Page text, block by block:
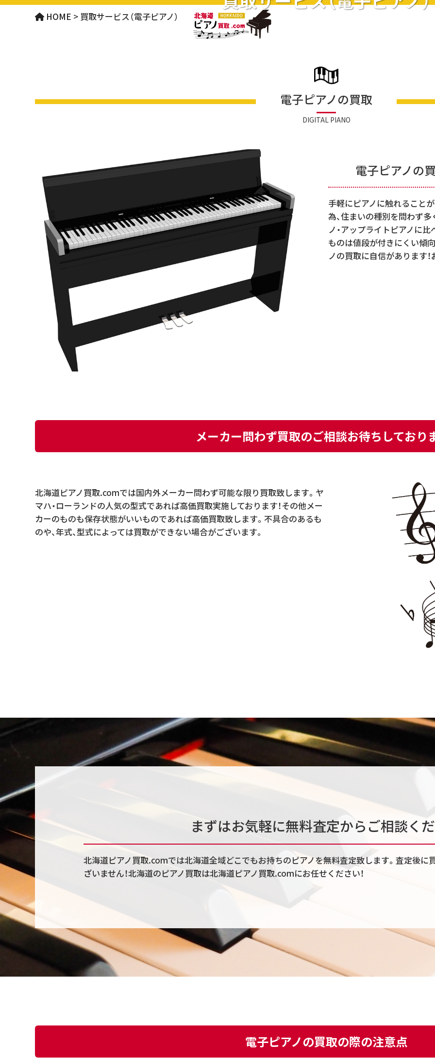
HOME > 買取サービス（電子ピアノ）
電子ピアノの買取
DIGITAL PIANO
電子ピアノの
手軽にピアノに触れること
為、住まいの種別を問わず
ノ・アップライトピアノに
ものは値段が付きにくい傾
ノの買取に自信があります
メーカー問わず買取のご相談お待ちしており
北海道ピアノ買取.comでは国内外メーカー問わず可能な限り買取致します。ヤ
マハ・ローランドの人気の型式であれば高価買取実施しております！その他メー
カーのものも保存状態がいいものであれば高価買取致します。不具合のあるも
のや、年式、型式によっては買取ができない場合がございます。
まずはお気軽に無料査定からご相談く
北海道ピアノ買取.comでは北海道全域どこでもお持ちのピアノを無料査定致します。査定後に
ざいません！北海道のピアノ買取は北海道ピアノ買取.comにお任せください！
電子ピアノの買取の際の注意点